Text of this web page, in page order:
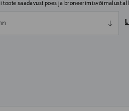
toote saadavust poes ja broneerimisvõimalust